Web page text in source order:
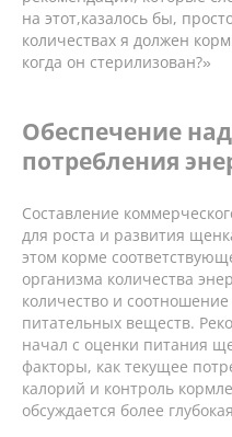
на этот,казалось бы,
количествах я должен
когда он стерилизован?»
Обеспечение
потребления
Составление
для роста и развития
этом корме
организма количества
количество и
питательных веществ.
начал с оценки питания
факторы, как текущее
калорий и контроль
обсуждается более